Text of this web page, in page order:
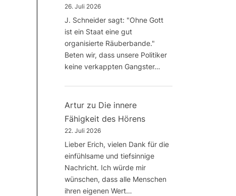
26. Juli 2026
J. Schneider sagt: "Ohne Gott
ist ein Staat eine gut
organisierte Räuberbande."
Beten wir, dass unsere Politiker
keine verkappten Gangster…
Arturzu Die innere
Fähigkeit des Hörens
22. Juli 2026
Lieber Erich, vielen Dank für die
einfühlsame und tiefsinnige
Nachricht. Ich würde mir
wünschen, dass alle Menschen
ihren eigenen Wert…